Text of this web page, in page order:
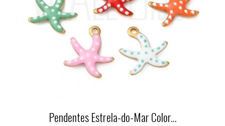
Pendentes Estrela-do-Mar Color...